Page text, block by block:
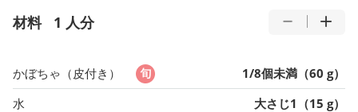
材料 1 人分
かぼちゃ（皮付き）
1/8個未満（60 g）
水
大さじ1（15 g）